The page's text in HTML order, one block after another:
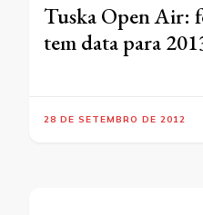
Tuska Open Air:
tem data para
28 DE SETEMBRO DE 2012